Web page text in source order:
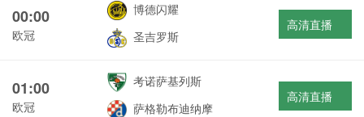
00:00
欧冠
博德闪耀
圣吉罗斯
高清直播
01:00
欧冠
考诺萨基列斯
萨格勒布迪纳摩
高清直播